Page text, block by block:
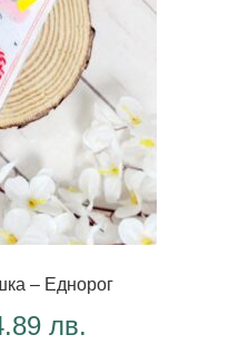
– Еднорог
лв.